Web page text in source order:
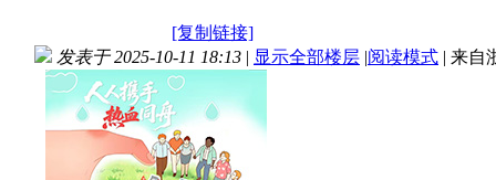
[复制链接]
发表于 2025-10-11 18:13 | 显示全部楼层 |阅读模式 | 来自